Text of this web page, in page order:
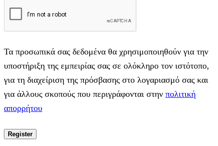
Τα προσωπικά σας δεδομένα θα χρησιμοποιηθούν για την
υποστήριξη της εμπειρίας σας σε ολόκληρο τον ιστότοπο,
για τη διαχείριση της πρόσβασης στο λογαριασμό σας και
για άλλους σκοπούς που περιγράφονται στην πολιτική
απορρήτου
Register